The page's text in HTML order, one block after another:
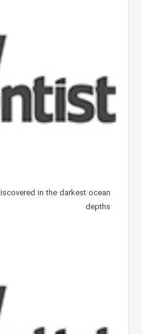
in the darkest ocean
depths